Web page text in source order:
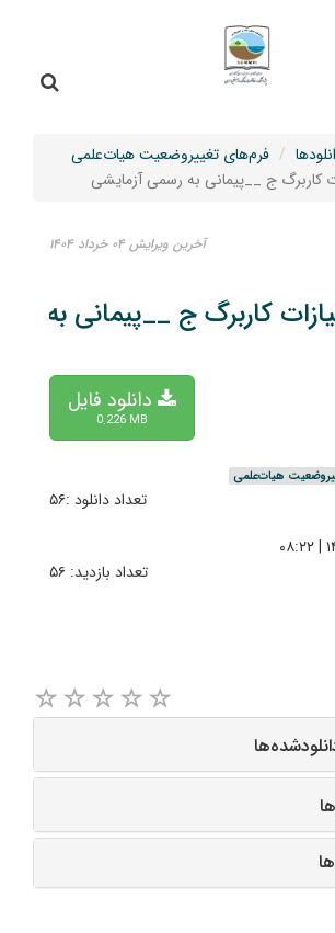
فرم‌های تغییروضعیت هیات‌علمی
کاربرگ ج __پیمانی به رسمی آزمایشی
آخرین ویرایش ۰۴ خرداد ۱۴۰۴
کاربرگ ج __پیمانی به
دانلود فایل
0.226 MB
هیات‌علمی
تعداد دانلود :۵۶
تعداد بازدید: ۵۶